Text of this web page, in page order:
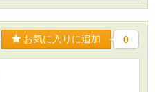
お気に入りに追加 0